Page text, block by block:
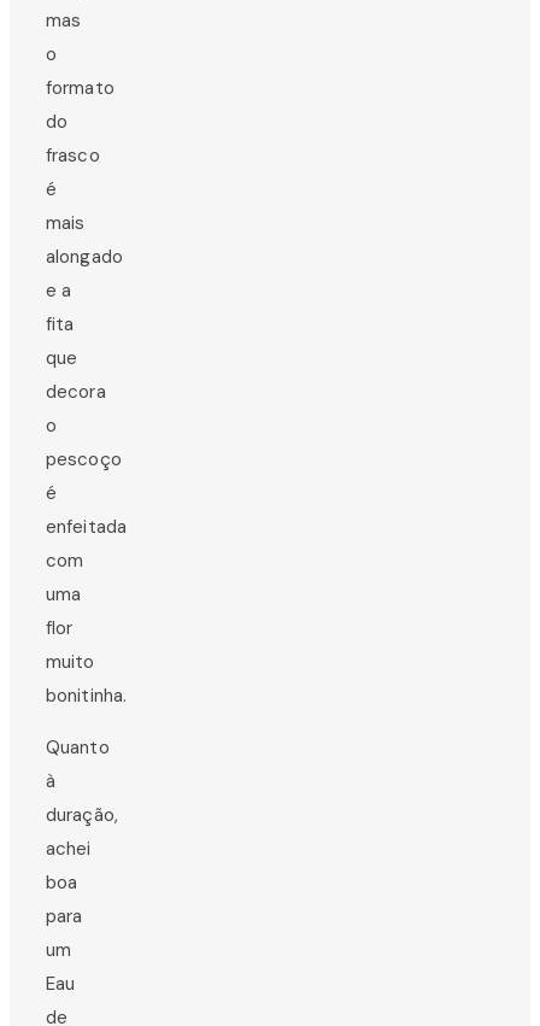
mas
o
formato
do
frasco
é
mais
alongado
e a
fita
que
decora
o
pescoço
é
enfeitada
com
uma
flor
muito
bonitinha.
Quanto
à
duração,
achei
boa
para
um
Eau
de